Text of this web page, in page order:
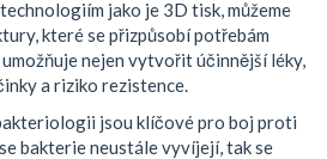
jako je 3D tisk, můžeme
které se přizpůsobí potřebám
nejen vytvořit účinnější léky,
a riziko rezistence.
jsou klíčové pro boj proti
bakterie neustále vyvíjejí, tak se